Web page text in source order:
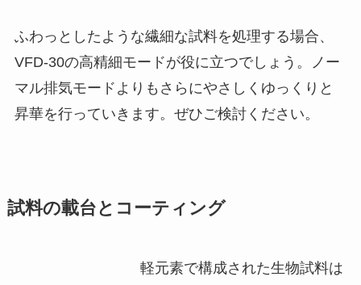
ふわっとしたような繊細な試料を処理する場合、
VFD-30の高精細モードが役に立つでしょう。ノー
マル排気モードよりもさらにやさしくゆっくりと
昇華を行っていきます。ぜひご検討ください。
試料の載台とコーティング
軽元素で構成された生物試料は